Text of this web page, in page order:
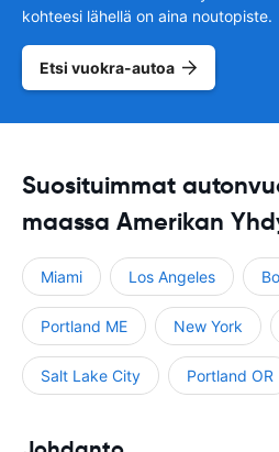
kohteesi lähellä on aina noutopiste.
Etsi vuokra-autoa
Suosituimmat
maassa Amerikan
Miami Los Angeles
Portland ME New York
Salt Lake City Portland OR